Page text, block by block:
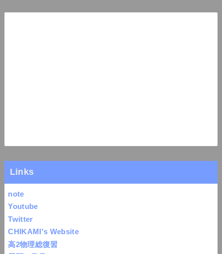
Links
note
Youtube
Twitter
CHIKAMI's Website
高2物理総復習